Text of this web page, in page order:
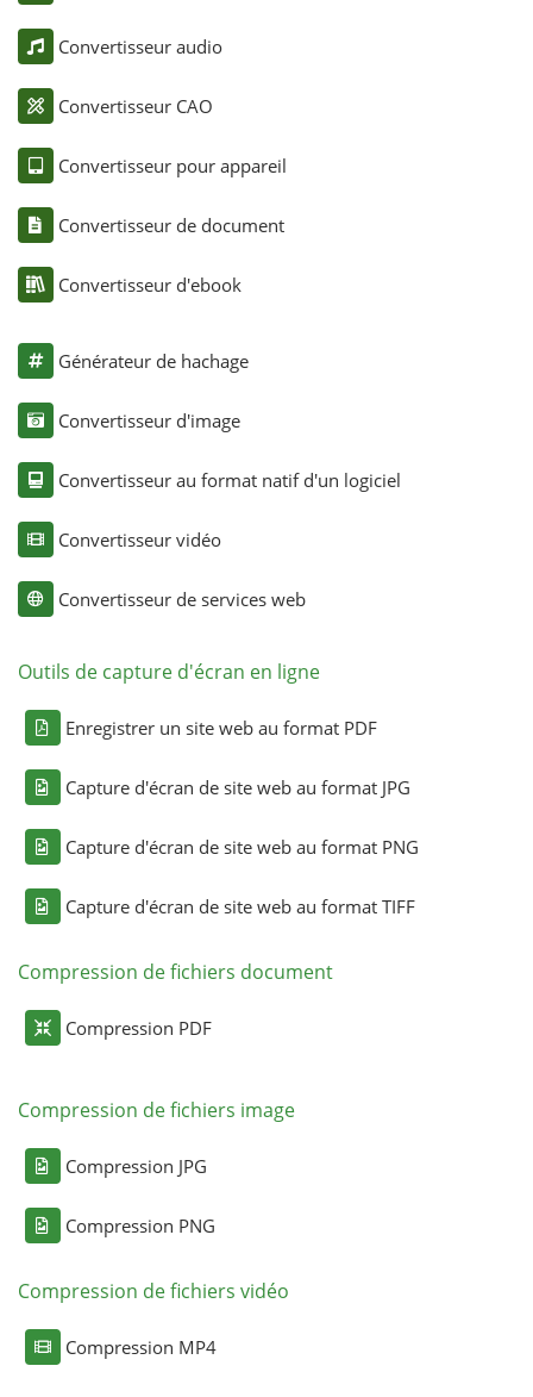
Convertisseur audio
Convertisseur CAO
Convertisseur pour appareil
Convertisseur de document
Convertisseur d'ebook
Générateur de hachage
Convertisseur d'image
Convertisseur au format natif d'un logiciel
Convertisseur vidéo
Convertisseur de services web
Outils de capture d'écran en ligne
Enregistrer un site web au format PDF
Capture d'écran de site web au format JPG
Capture d'écran de site web au format PNG
Capture d'écran de site web au format TIFF
Compression de fichiers document
Compression PDF
Compression de fichiers image
Compression JPG
Compression PNG
Compression de fichiers vidéo
Compression MP4